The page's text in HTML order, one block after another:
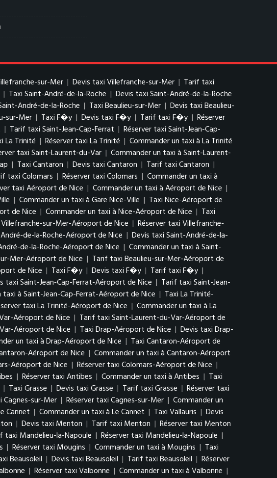
sur-Mer | Devis taxi Villefranche-sur-Mer | Tarif taxi
| Taxi Saint-André-de-la-Roche | Devis taxi Saint-André-de-la-Roche
André-de-la-Roche | Taxi Beaulieu-sur-Mer | Devis taxi Beaulieu-
sur-Mer | Taxi F�y | Devis taxi F�y | Tarif taxi F�y | Réserver
| Tarif taxi Saint-Jean-Cap-Ferrat | Réserver taxi Saint-Jean-Cap-
La Trinité | Réserver taxi La Trinité | Commander un taxi à La Trinité
taxi Saint-Laurent-du-Var | Commander un taxi à Saint-Laurent-
| Taxi Cantaron | Devis taxi Cantaron | Tarif taxi Cantaron |
taxi Colomars | Réserver taxi Colomars | Commander un taxi à
taxi Aéroport de Nice | Commander un taxi à Aéroport de Nice |
| Commander un taxi à Gare Nice-Ville | Taxi Nice-Aéroport de
de Nice | Commander un taxi à Nice-Aéroport de Nice | Taxi
sur-Mer-Aéroport de Nice | Réserver taxi Villefranche-
de-la-Roche-Aéroport de Nice | Devis taxi Saint-André-de-la-
de-la-Roche-Aéroport de Nice | Commander un taxi à Saint-
Mer-Aéroport de Nice | Tarif taxi Beaulieu-sur-Mer-Aéroport de
de Nice | Taxi F�y | Devis taxi F�y | Tarif taxi F�y |
taxi Saint-Jean-Cap-Ferrat-Aéroport de Nice | Tarif taxi Saint-Jean-
taxi à Saint-Jean-Cap-Ferrat-Aéroport de Nice | Taxi La Trinité-
taxi La Trinité-Aéroport de Nice | Commander un taxi à La
Aéroport de Nice | Tarif taxi Saint-Laurent-du-Var-Aéroport de
Aéroport de Nice | Taxi Drap-Aéroport de Nice | Devis taxi Drap-
un taxi à Drap-Aéroport de Nice | Taxi Cantaron-Aéroport de
Aéroport de Nice | Commander un taxi à Cantaron-Aéroport
Aéroport de Nice | Réserver taxi Colomars-Aéroport de Nice |
| Réserver taxi Antibes | Commander un taxi à Antibes | Taxi
| Taxi Grasse | Devis taxi Grasse | Tarif taxi Grasse | Réserver taxi
sur-Mer | Réserver taxi Cagnes-sur-Mer | Commander un
Cannet | Commander un taxi à Le Cannet | Taxi Vallauris | Devis
| Devis taxi Menton | Tarif taxi Menton | Réserver taxi Menton
taxi Mandelieu-la-Napoule | Réserver taxi Mandelieu-la-Napoule |
| Réserver taxi Mougins | Commander un taxi à Mougins | Taxi
Beausoleil | Devis taxi Beausoleil | Tarif taxi Beausoleil | Réserver
| Réserver taxi Valbonne | Commander un taxi à Valbonne |